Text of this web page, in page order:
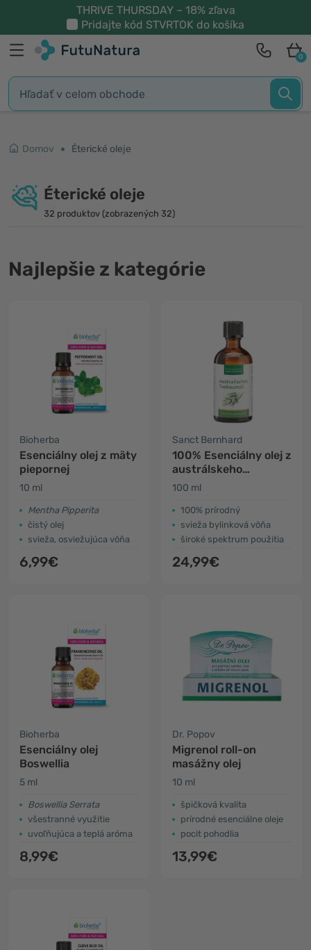
THRIVE THURSDAY – 18% zľava
Pridajte kód STVRTOK do košíka
0
Domov Éterické oleje
Éterické oleje
32 produktov (zobrazených 32)
Najlepšie z kategórie
Bioherba
Esenciálny olej z mäty
piepornej
10 ml
Mentha Pipperita
čistý olej
svieža, osviežujúca vôňa
6,99€
Sanct Bernhard
100% Esenciálny olej z
austrálskeho
čajovníka
100 ml
100% prírodný
svieža bylinková vôňa
široké spektrum použitia
24,99€
Bioherba
Esenciálny olej
Boswellia
5 ml
Boswellia Serrata
všestranné využitie
uvoľňujúca a teplá aróma
8,99€
Dr. Popov
Migrenol roll-on
masážny olej
10 ml
špičková kvalita
prírodné esenciálne oleje
pocit pohodlia
13,99€